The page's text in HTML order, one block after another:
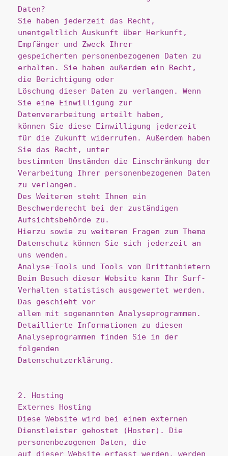
Daten?
Sie haben jederzeit das Recht,
unentgeltlich Auskunft über Herkunft,
Empfänger und Zweck Ihrer
gespeicherten personenbezogenen Daten zu
erhalten. Sie haben außerdem ein Recht,
die Berichtigung oder
Löschung dieser Daten zu verlangen. Wenn
Sie eine Einwilligung zur
Datenverarbeitung erteilt haben,
können Sie diese Einwilligung jederzeit
für die Zukunft widerrufen. Außerdem haben
Sie das Recht, unter
bestimmten Umständen die Einschränkung der
Verarbeitung Ihrer personenbezogenen Daten
zu verlangen.
Des Weiteren steht Ihnen ein
Beschwerderecht bei der zuständigen
Aufsichtsbehörde zu.
Hierzu sowie zu weiteren Fragen zum Thema
Datenschutz können Sie sich jederzeit an
uns wenden.
Analyse-Tools und Tools von Drittanbietern
Beim Besuch dieser Website kann Ihr Surf-
Verhalten statistisch ausgewertet werden.
Das geschieht vor
allem mit sogenannten Analyseprogrammen.
Detaillierte Informationen zu diesen
Analyseprogrammen finden Sie in der
folgenden
Datenschutzerklärung.
2. Hosting
Externes Hosting
Diese Website wird bei einem externen
Dienstleister gehostet (Hoster). Die
personenbezogenen Daten, die
auf dieser Website erfasst werden, werden